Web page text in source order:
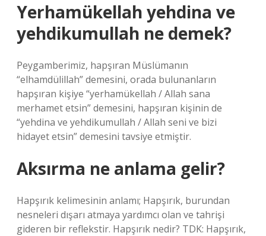
Yerhamükellah yehdina ve
yehdikumullah ne demek?
Peygamberimiz, hapşıran Müslümanın
“elhamdülillah” demesini, orada bulunanların
hapşıran kişiye “yerhamükellah / Allah sana
merhamet etsin” demesini, hapşıran kişinin de
“yehdina ve yehdikumullah / Allah seni ve bizi
hidayet etsin” demesini tavsiye etmiştir.
Aksırma ne anlama gelir?
Hapşırık kelimesinin anlamı; Hapşırık, burundan
nesneleri dışarı atmaya yardımcı olan ve tahrişi
gideren bir reflekstir. Hapşırık nedir? TDK: Hapşırık,